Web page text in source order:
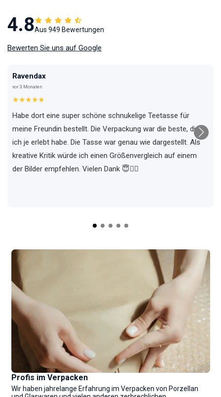
4.8Aus 949 Bewertungen
Bewerten Sie uns auf Google
Ravendax
vor 3 Monaten
★★★★★
Habe dort eine super schöne schnukelige Teetasse für
meine Freundin bestellt. Die Verpackung war die beste, die
ich je erlebt habe. Die Tasse war genau wie dargestellt. Als
kreative Kritik würde ich einen Größenvergleich auf einem
der Bilder empfehlen. Vielen Dank 😇✌🏼
Profis im Verpacken
Wir haben jahrelange Erfahrung im Verpacken von Porzellan